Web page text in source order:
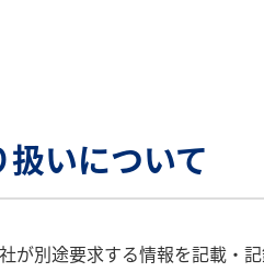
いについて
が別途要求する情報を記載・